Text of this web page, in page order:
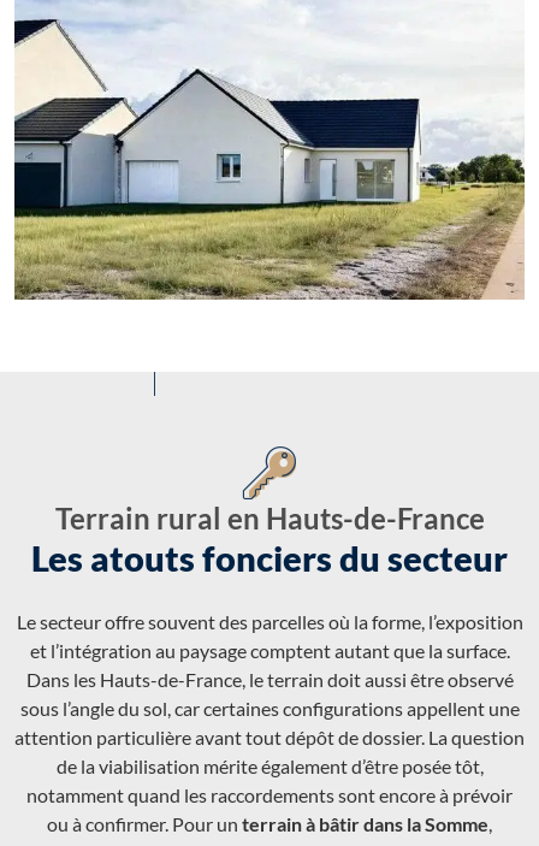
Terrain rural en Hauts-de-France
Les atouts fonciers du secteur
Le secteur offre souvent des parcelles où la forme, l’exposition
et l’intégration au paysage comptent autant que la surface.
Dans les Hauts-de-France, le terrain doit aussi être observé
sous l’angle du sol, car certaines configurations appellent une
attention particulière avant tout dépôt de dossier. La question
de la viabilisation mérite également d’être posée tôt,
notamment quand les raccordements sont encore à prévoir
ou à confirmer. Pour un terrain à bâtir dans la Somme,